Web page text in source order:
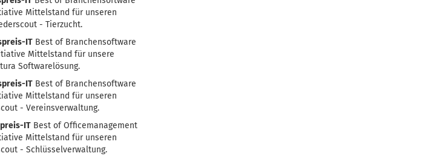
Mittelstand für unseren
- Tierzucht.
ITBest of Branchensoftware
Mittelstand für unsere
Softwarelösung.
ITBest of Branchensoftware
Mittelstand für unseren
- Vereinsverwaltung.
IT Best of Officemanagement
Mittelstand für unseren
- Schlüsselverwaltung.